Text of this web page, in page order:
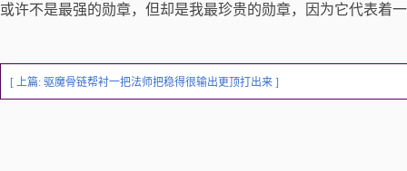
或许不是最强的勋章，但却是我最珍贵的勋章，因为它代表着
[ 上篇: 驱魔骨链帮衬一把法师把稳得很输出更顶打出来 ]